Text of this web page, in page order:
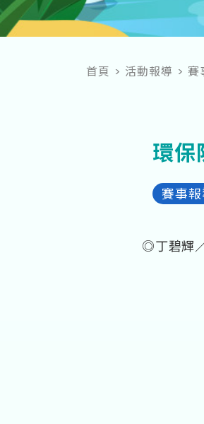
首頁 活動報導 賽
環保
賽事
◎丁碧輝